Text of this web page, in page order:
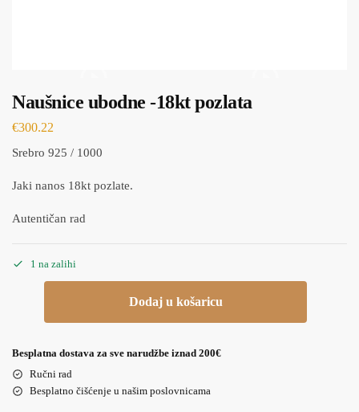
Naušnice ubodne -18kt pozlata
€300.22
Srebro 925 / 1000
Jaki nanos 18kt pozlate.
Autentičan rad
1 na zalihi
Dodaj u košaricu
Besplatna dostava za sve narudžbe iznad 200€
Ručni rad
Besplatno čišćenje u našim poslovnicama